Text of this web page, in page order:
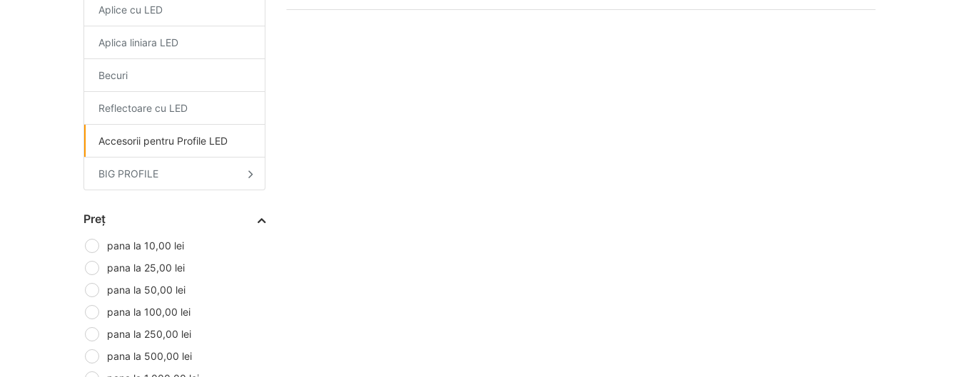
Aplice cu LED
Aplica liniara LED
Becuri
Reflectoare cu LED
Accesorii pentru Profile LED
BIG PROFILE
Preț
pana la 10,00 lei
pana la 25,00 lei
pana la 50,00 lei
pana la 100,00 lei
pana la 250,00 lei
pana la 500,00 lei